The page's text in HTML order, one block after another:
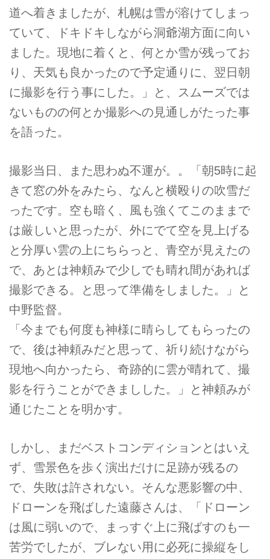
道へ着きましたが、札幌は雪が溶けてしまっ
ていて、ドキドキしながら洞爺湖方面に向い
ました。現地に着くと、何とか雪が残ってお
り、天気も良かったので予定通りに、翌日朝
に撮影を行う事にした。」と、スムーズでは
ないものの何とか撮影への見通しがたった事
を語った。
撮影当日、また思わぬ不運が。。「朝5時に起
きて窓の外をみたら、なんと横殴りの吹雪だ
ったです。空も暗く、風も強くてこのままで
は厳しいと思ったが、外にでて空を見上げる
と分厚い雲の上にちらっと、青空が見えたの
で、あとは神頼みで少しでも晴れ間があれば
撮影できる。と思って準備をしました。」と
中野監督。
「今までも何度も神様に晴らしてもらったの
で、後は神頼みだと思って、祈り続けながら
現地へ向かったら、奇跡的に雲が晴れて、撮
影を行うことができましした。」と神頼みが
通じたことを明かす。
しかし、まだベストコンディションとはいえ
ず、雪景色を歩く演出だけに足跡が残るの
で、失敗は許されない。そんな悪影響の中、
ドローンを飛ばした遠藤さんは、「ドローン
は風に弱いので、まっすぐ上に飛ばすのも一
苦労でしたが、ブレない用に必死に操縦をし